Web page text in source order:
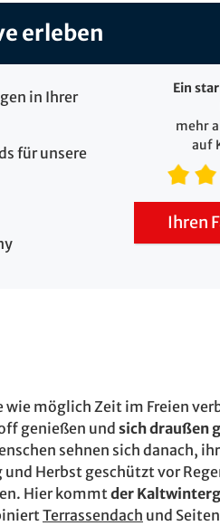
erleben
in Ihrer
für unsere
Ein
mehr
auf
Ihren
wie möglich Zeit im Freien
genießen undsich draußen
sehnen sich danach,
und Herbst geschützt vor
Hier kommt der
Terrassendach und